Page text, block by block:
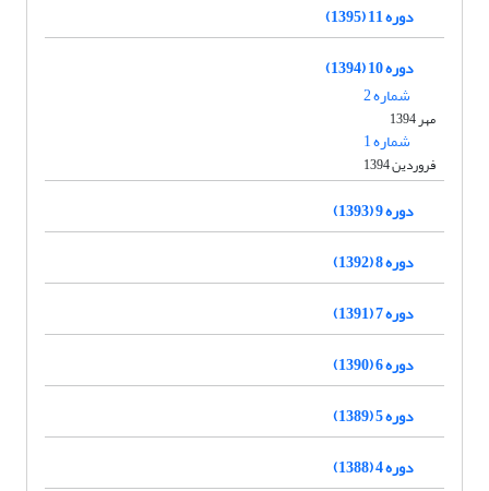
دوره 11 (1395)
دوره 10 (1394)
شماره 2
مهر 1394
شماره 1
فروردین 1394
دوره 9 (1393)
دوره 8 (1392)
دوره 7 (1391)
دوره 6 (1390)
دوره 5 (1389)
دوره 4 (1388)